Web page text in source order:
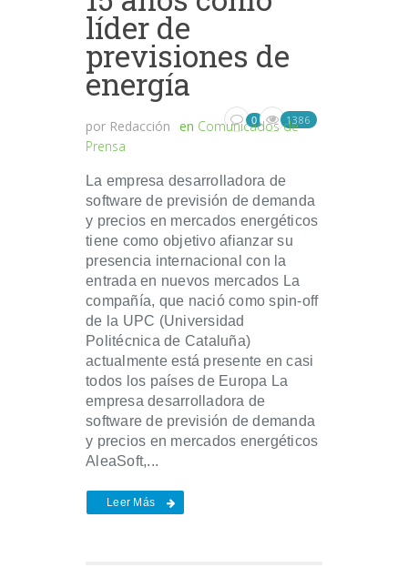
líder de
previsiones de
energía
por Redacción en Comunicados de
Prensa
0 1386
La empresa desarrolladora de
software de previsión de demanda
y precios en mercados energéticos
tiene como objetivo afianzar su
presencia internacional con la
entrada en nuevos mercados La
compañía, que nació como spin-off
de la UPC (Universidad
Politécnica de Cataluña)
actualmente está presente en casi
todos los países de Europa La
empresa desarrolladora de
software de previsión de demanda
y precios en mercados energéticos
AleaSoft,...
Leer Más